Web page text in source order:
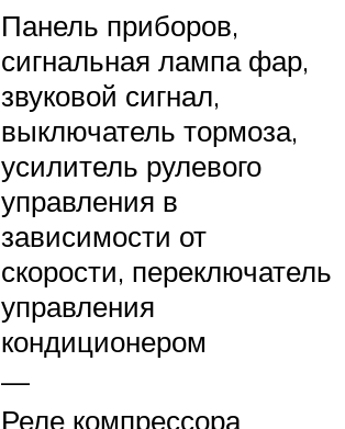
Панель приборов,
сигнальная лампа фар,
звуковой сигнал,
выключатель тормоза,
усилитель рулевого
управления в
зависимости от
скорости, переключатель
управления
кондиционером
—
Реле компрессора